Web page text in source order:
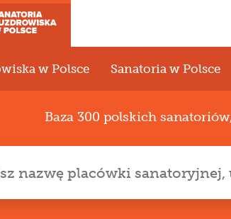
w Polsce Sanatoria w Polsce
Baza 300 polskich